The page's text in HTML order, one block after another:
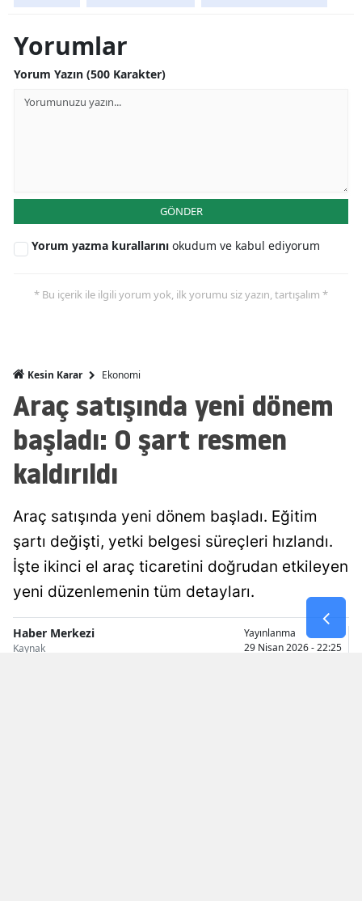
Mersin
Kars
Kırklareli
Kırşehir
Kütahya
Malatya
Manisa
Kahramanmaraş
Yorumlar
Yorum Yazın (500 Karakter)
GÖNDER
Yorum yazma kurallarını okudum ve kabul ediyorum
* Bu içerik ile ilgili yorum yok, ilk yorumu siz yazın, tartışalım *
Kesin Karar Ekonomi
Araç satışında yeni dönem
başladı: O şart resmen
kaldırıldı
Araç satışında yeni dönem başladı. Eğitim
şartı değişti, yetki belgesi süreçleri hızlandı.
İşte ikinci el araç ticaretini doğrudan etkileyen
yeni düzenlemenin tüm detayları.
Haber Merkezi
Kaynak
Yayınlanma
29 Nisan 2026 - 22:25